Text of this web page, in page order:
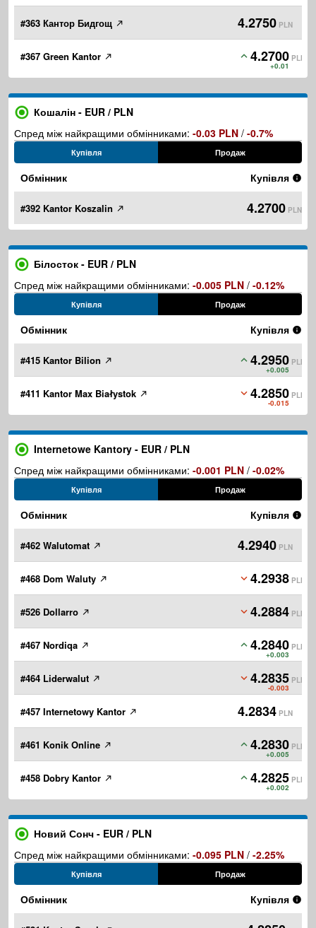
#363 Кантор Бидгощ 4.2750 PLN
#367 Green Kantor 4.2700
+0.01
PLN
Кошалін - EUR / PLN
Спред між найкращими обмінниками: -0.03 PLN / -0.7%
Купівля Продаж
Обмінник Купівля
#392 Kantor Koszalin 4.2700 PLN
Білосток - EUR / PLN
Спред між найкращими обмінниками: -0.005 PLN / -0.12%
Купівля Продаж
Обмінник Купівля
#415 Kantor Bilion 4.2950
+0.005
PLN
#411 Kantor Max Białystok 4.2850
-0.015
PLN
Internetowe Kantory - EUR / PLN
Спред між найкращими обмінниками: -0.001 PLN / -0.02%
Купівля Продаж
Обмінник Купівля
#462 Walutomat 4.2940 PLN
#468 Dom Waluty 4.2938 PLN
#526 Dollarro 4.2884 PLN
#467 Nordiqa 4.2840
+0.003
PLN
#464 Liderwalut 4.2835
-0.003
PLN
#457 Internetowy Kantor 4.2834 PLN
#461 Konik Online 4.2830
+0.005
PLN
#458 Dobry Kantor 4.2825
+0.002
PLN
Новий Сонч - EUR / PLN
Спред між найкращими обмінниками: -0.095 PLN / -2.25%
Купівля Продаж
Обмінник Купівля